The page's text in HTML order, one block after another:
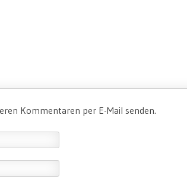
Kommentaren per E-Mail senden.